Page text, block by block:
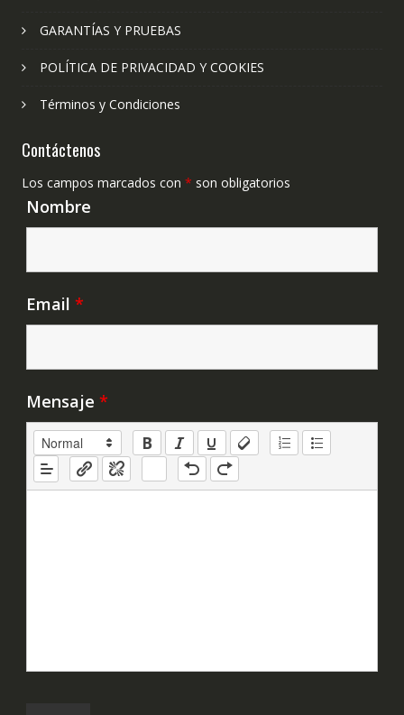
GARANTÍAS Y PRUEBAS
POLÍTICA DE PRIVACIDAD Y COOKIES
Términos y Condiciones
Contáctenos
Los campos marcados con * son obligatorios
Nombre
Email *
Mensaje *